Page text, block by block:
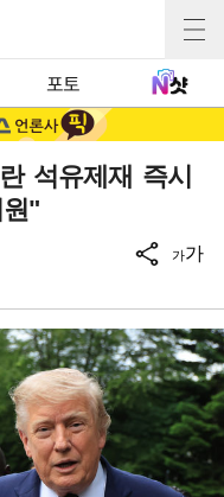
포토
석유제재 즉시
"
가가